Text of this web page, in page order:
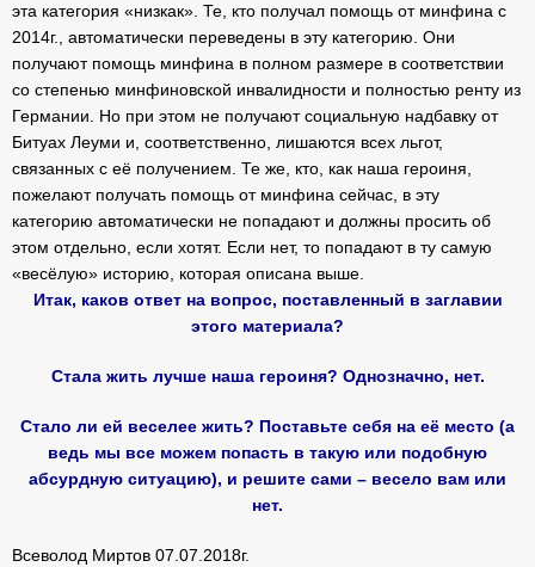
эта категория «низкак». Те, кто получал помощь от минфина с
2014г., автоматически переведены в эту категорию. Они
получают помощь минфина в полном размере в соответствии
со степенью минфиновской инвалидности и полностью ренту из
Германии. Но при этом не получают социальную надбавку от
Битуах Леуми и, соответственно, лишаются всех льгот,
связанных с её получением. Те же, кто, как наша героиня,
пожелают получать помощь от минфина сейчас, в эту
категорию автоматически не попадают и должны просить об
этом отдельно, если хотят. Если нет, то попадают в ту самую
«весёлую» историю, которая описана выше.
Итак, каков ответ на вопрос, поставленный в заглавии
этого материала?
Стала жить лучше наша героиня? Однозначно, нет.
Стало ли ей веселее жить? Поставьте себя на её место (а
ведь мы все можем попасть в такую или подобную
абсурдную ситуацию), и решите сами – весело вам или
нет.
Всеволод Миртов 07.07.2018г.